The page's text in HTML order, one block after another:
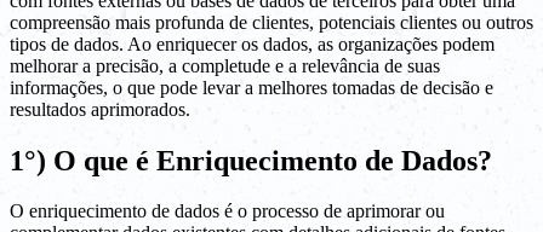
compreensão mais profunda de clientes, potenciais clientes ou outros
tipos de dados. Ao enriquecer os dados, as organizações podem
melhorar a precisão, a completude e a relevância de suas
informações, o que pode levar a melhores tomadas de decisão e
resultados aprimorados.
1°) O que é Enriquecimento de Dados?
O enriquecimento de dados é o processo de aprimorar ou